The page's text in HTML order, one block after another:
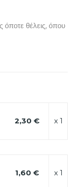
όποτε θέλεις, όπου
2,30 € x 1
1,60 € x 1